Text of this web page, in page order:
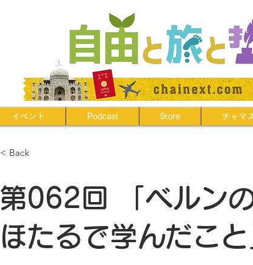
イベント Podcast Store チャマ
< Back
第062回 「ベルン
ほたるで学んだこと